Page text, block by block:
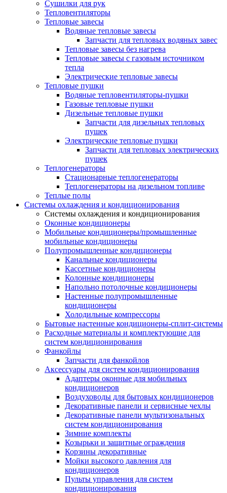
Сушилки для рук
Тепловентиляторы
Тепловые завесы
Водяные тепловые завесы
Запчасти для тепловых водяных завес
Тепловые завесы без нагрева
Тепловые завесы с газовым источником
тепла
Электрические тепловые завесы
Тепловые пушки
Водяные тепловентиляторы-пушки
Газовые тепловые пушки
Дизельные тепловые пушки
Запчасти для дизельных тепловых
пушек
Электрические тепловые пушки
Запчасти для тепловых электрических
пушек
Теплогенераторы
Cтационарные теплогенераторы
Теплогенераторы на дизельном топливе
Теплые полы
Системы охлаждения и кондиционирования
Системы охлаждения и кондиционирования
Оконные кондиционеры
Мобильные кондиционеры/промышленные
мобильные кондиционеры
Полупромышленные кондиционеры
Канальные кондиционеры
Кассетные кондиционеры
Колонные кондиционеры
Напольно потолочные кондиционеры
Настенные полупромышленные
кондиционеры
Холодильные компрессоры
Бытовые настенные кондиционеры-сплит-системы
Расходные материалы и комплектующие для
систем кондиционирования
Фанкойлы
Запчасти для фанкойлов
Аксессуары для систем кондиционирования
Адаптеры оконные для мобильных
кондиционеров
Воздуховоды для бытовых кондиционеров
Декоративные панели и сервисные чехлы
Декоративные панели мультизональных
систем кондиционирования
Зимние комплекты
Козырьки и защитные ограждения
Корзины декоративные
Мойки высокого давления для
кондиционеров
Пульты управления для систем
кондиционирования